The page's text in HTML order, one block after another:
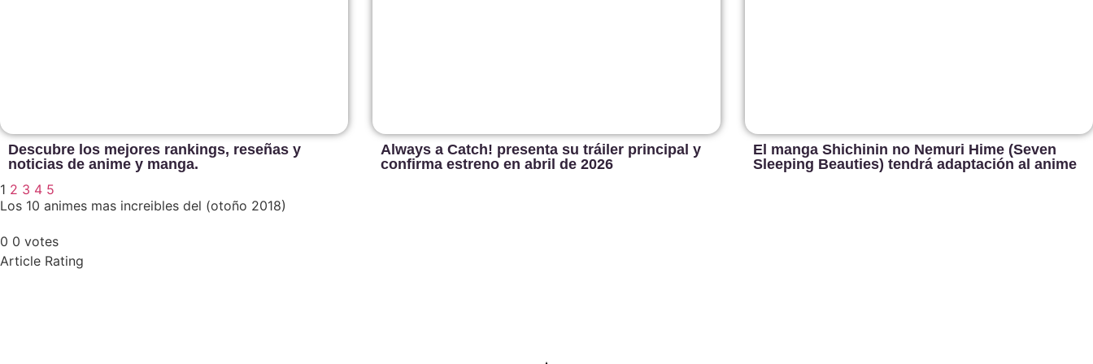
Descubre los mejores rankings, reseñas y
noticias de anime y manga.
Always a Catch! presenta su tráiler principal y
confirma estreno en abril de 2026
El manga Shichinin no Nemuri Hime (Seven
Sleeping Beauties) tendrá adaptación al anime
1 2 3 4 5
Los 10 animes mas increibles del (otoño 2018)
0 0 votes
Article Rating